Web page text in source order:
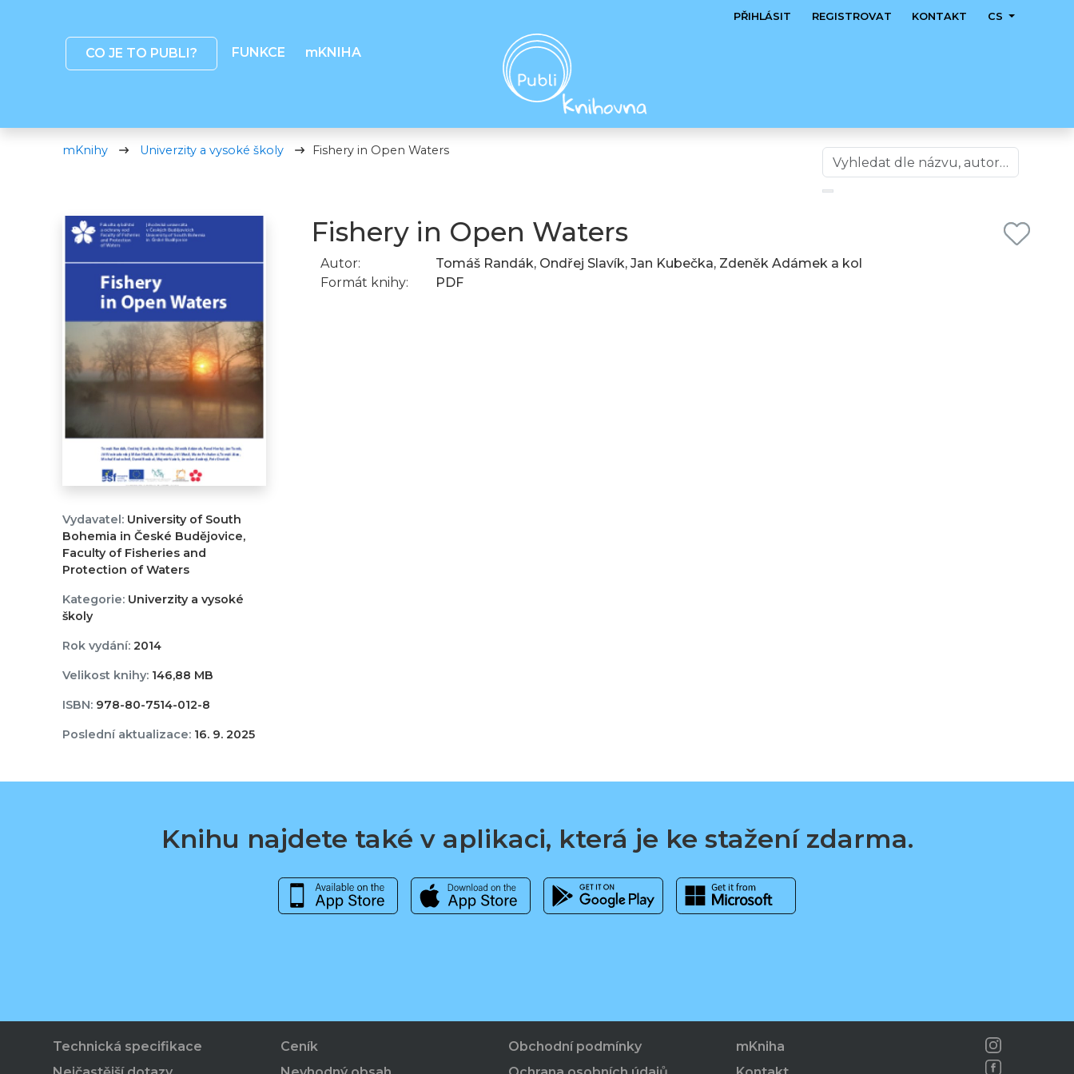
CO JE TO PUBLI? FUNKCE mKNIHA
PŘIHLÁSIT REGISTROVAT KONTAKT CS
mKnihy Univerzity a vysoké školy Fishery in Open Waters
Vydavatel:University of South
Bohemia in České Budějovice,
Faculty of Fisheries and
Protection of Waters
Kategorie:Univerzity a vysoké
školy
Rok vydání:2014
Velikost knihy:146,88 MB
ISBN:978-80-7514-012-8
Poslední aktualizace:16. 9. 2025
Fishery in Open Waters
Autor:
Tomáš Randák, Ondřej Slavík, Jan Kubečka, Zdeněk Adámek a kol
Formát knihy:
PDF
Knihu najdete také v aplikaci, která je ke stažení zdarma.
Technická specifikace
Ceník
Obchodní podmínky
mKniha